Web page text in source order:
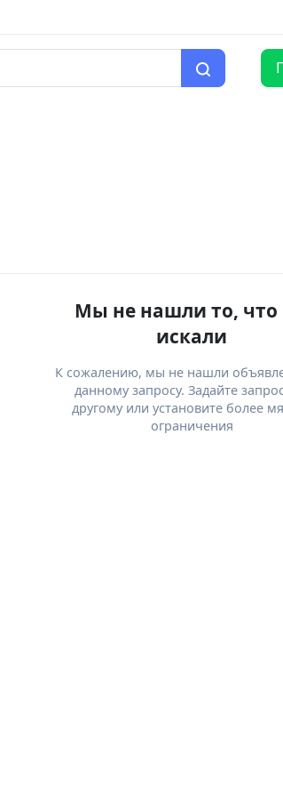
Мы не нашли то, что
искали
К сожалению, мы не нашли
данному запросу. Задайте
другому или установите более
ограничения